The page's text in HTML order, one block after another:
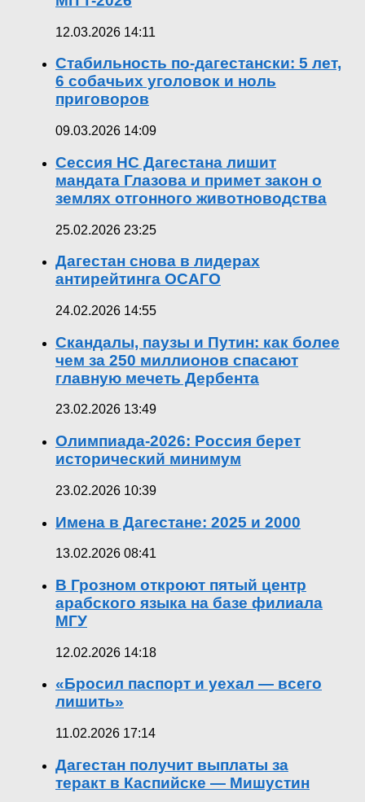
12.03.2026 14:11
Стабильность по-дагестански: 5 лет,
6 собачьих уголовок и ноль
приговоров
09.03.2026 14:09
Сессия НС Дагестана лишит
мандата Глазова и примет закон о
землях отгонного животноводства
25.02.2026 23:25
Дагестан снова в лидерах
антирейтинга ОСАГО
24.02.2026 14:55
Скандалы, паузы и Путин: как более
чем за 250 миллионов спасают
главную мечеть Дербента
23.02.2026 13:49
Олимпиада-2026: Россия берет
исторический минимум
23.02.2026 10:39
Имена в Дагестане: 2025 и 2000
13.02.2026 08:41
В Грозном откроют пятый центр
арабского языка на базе филиала
МГУ
12.02.2026 14:18
«Бросил паспорт и уехал — всего
лишить»
11.02.2026 17:14
Дагестан получит выплаты за
теракт в Каспийске — Мишустин